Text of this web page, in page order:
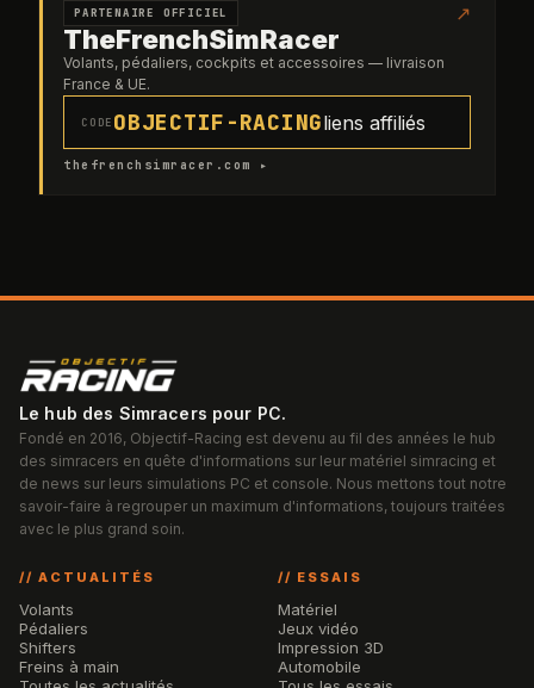
PARTENAIRE OFFICIEL ↗
TheFrenchSimRacer
Volants, pédaliers, cockpits et accessoires — livraison
France & UE.
CODE OBJECTIF-RACINGliens affiliés
thefrenchsimracer.com ▸
Le hub des Simracers pour PC.
Fondé en 2016, Objectif-Racing est devenu au fil des années le hub
des simracers en quête d'informations sur leur matériel simracing et
de news sur leurs simulations PC et console. Nous mettons tout notre
savoir-faire à regrouper un maximum d'informations, toujours traitées
avec le plus grand soin.
// ACTUALITÉS
Volants
Pédaliers
Shifters
Freins à main
// ESSAIS
Matériel
Jeux vidéo
Impression 3D
Automobile